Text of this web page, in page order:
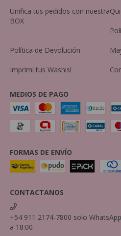
Unifica tus pedidos con nuestra
BOX
Política de Devolución
Imprimi tus Washis!
MEDIOS DE PAGO
FORMAS DE ENVÍO
CONTACTANOS
+54 911 2174-7800 solo
a 18:00